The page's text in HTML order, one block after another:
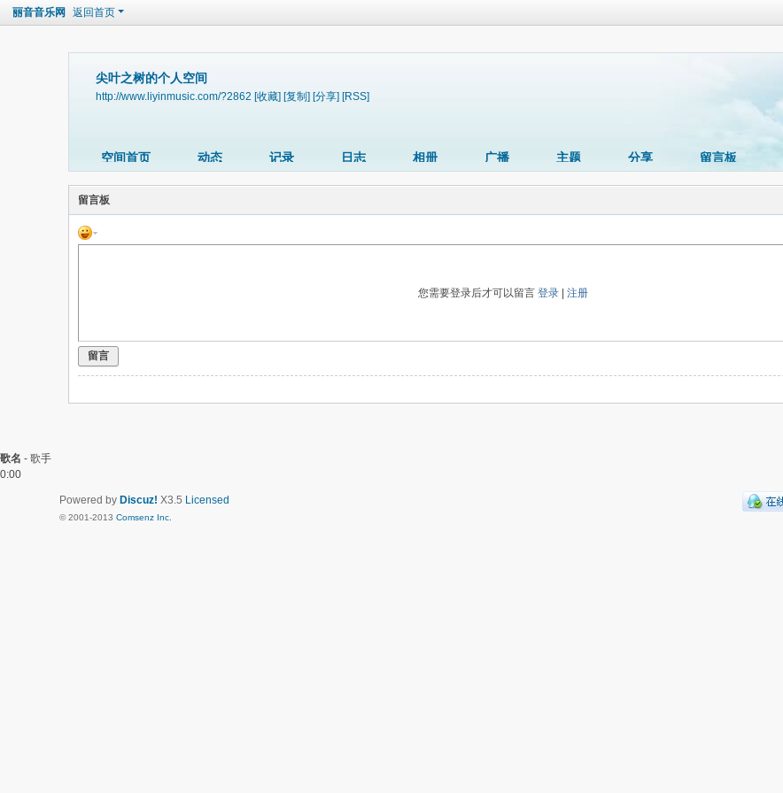
丽音音乐网 返回首页
尖叶之树的个人空间
http://www.liyinmusic.com/?2862 [收藏] [复制] [分享] [RSS]
空间首页 动态 记录 日志 相册 广播 主题 分享 留言板
留言板
您需要登录后才可以留言登录 |注册
留言
歌名 - 歌手
0:00
Powered by Discuz! X3.5 Licensed
© 2001-2013 Comsenz Inc.